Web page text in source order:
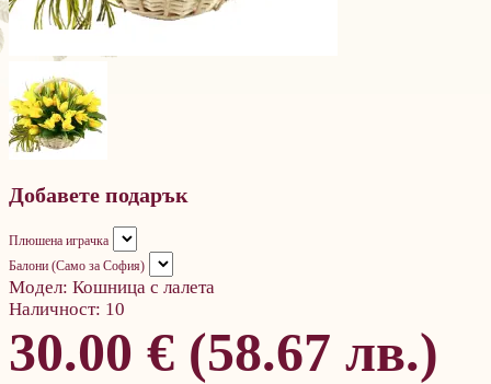
Добавете подарък
Плюшена играчка
Балони (Само за София)
Модел: Кошница с лалета
Наличност: 10
30.00 € (58.67 лв.)